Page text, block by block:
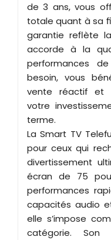
de 3 ans, vous
totale quant à sa
garantie reflète
accorde à la
performances
besoin, vous
vente réactif et
votre
terme.
La Smart TV
pour ceux qui
divertissement
écran de 75
performances
capacités audio
elle s’impose
catégorie.